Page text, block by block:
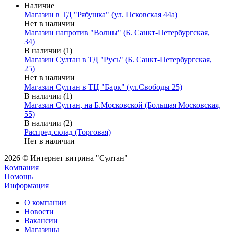
Наличие
Магазин в ТД "Рябушка" (ул. Псковская 44а)
Нет в наличии
Магазин напротив "Волны" (Б. Санкт-Петербургская,
34)
В наличии (1)
Магазин Султан в ТД "Русь" (Б. Санкт-Петербургская,
25)
Нет в наличии
Магазин Султан в ТЦ "Барк" (ул.Свободы 25)
В наличии (1)
Магазин Султан, на Б.Московской (Большая Московская,
55)
В наличии (2)
Распред.склад (Торговая)
Нет в наличии
2026 © Интернет витрина "Султан"
Компания
Помощь
Информация
О компании
Новости
Вакансии
Магазины